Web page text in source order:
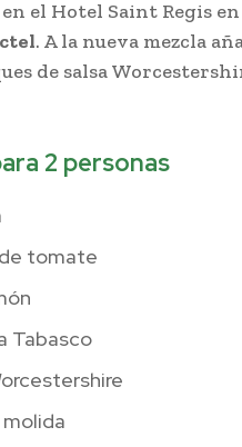
el Hotel Saint Regis
. A la nueva mezcla
de salsa
2 personas
tomate
Tabasco